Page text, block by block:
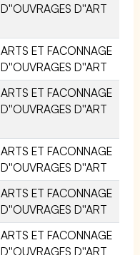
D''OUVRAGES D''ART
ARTS ET FACONNAGE
D''OUVRAGES D''ART
ARTS ET FACONNAGE
D''OUVRAGES D''ART
ARTS ET FACONNAGE
D''OUVRAGES D''ART
ARTS ET FACONNAGE
D''OUVRAGES D''ART
ARTS ET FACONNAGE
D''OUVRAGES D''ART